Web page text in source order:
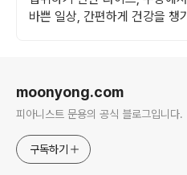
바쁜 일상, 간편하게 건강을 챙
moonyong.com
피아니스트 문용의 공식 블로그입니다.
구독하기